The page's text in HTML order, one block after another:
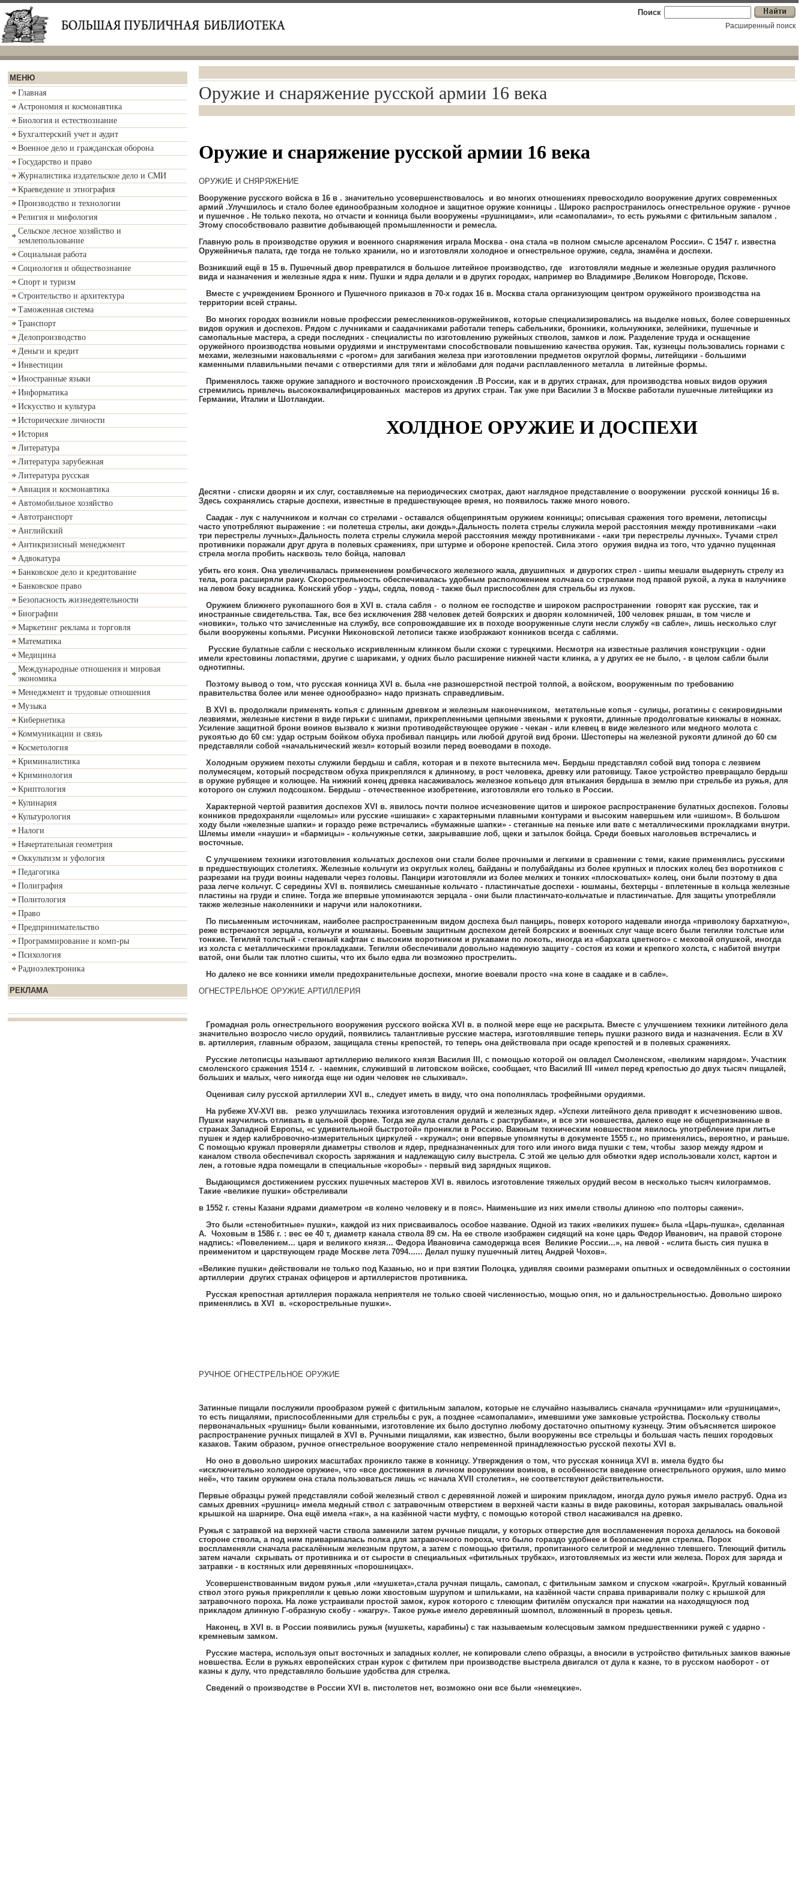
Поиск
Расширенный поиск
МЕНЮ
Главная
Астрономия и космонавтика
Биология и естествознание
Бухгалтерский учет и аудит
Военное дело и гражданская оборона
Государство и право
Журналистика издательское дело и СМИ
Краеведение и этнография
Производство и технологии
Религия и мифология
Сельское лесное хозяйство и
землепользование
Социальная работа
Социология и обществознание
Спорт и туризм
Строительство и архитектура
Таможенная система
Транспорт
Делопроизводство
Деньги и кредит
Инвестиции
Иностранные языки
Информатика
Искусство и культура
Исторические личности
История
Литература
Литература зарубежная
Литература русская
Авиация и космонавтика
Автомобильное хозяйство
Автотранспорт
Английский
Антикризисный менеджмент
Адвокатура
Банковское дело и кредитование
Банковское право
Безопасность жизнедеятельности
Биографии
Маркетинг реклама и торговля
Математика
Медицина
Международные отношения и мировая
экономика
Менеджмент и трудовые отношения
Музыка
Кибернетика
Коммуникации и связь
Косметология
Криминалистика
Криминология
Криптология
Кулинария
Культурология
Налоги
Начертательная геометрия
Оккультизм и уфология
Педагогика
Полиграфия
Политология
Право
Предпринимательство
Программирование и комп-ры
Психология
Радиоэлектроника
РЕКЛАМА
Оружие и снаряжение русской армии 16 века
Оружие и снаряжение русской армии 16 века
ОРУЖИЕ И СНЯРЯЖЕНИЕ
Вооружение русского войска в 16 в . значительно усовершенствовалось и во многих отношениях превосходило вооружение других современных
армий .Улучшилось и стало более единообразным холодное и защитное оружие конницы . Широко распространилось огнестрельное оружие - ручное
и пушечное . Не только пехота, но отчасти и конница были вооружены «рушницами», или «самопалами», то есть ружьями с фитильным запалом .
Этому способствовало развитие добывающей промышленности и ремесла.
Главную роль в производстве оружия и военного снаряжения играла Москва - она стала «в полном смысле арсеналом России». С 1547 г. известна
Оружейничья палата, где тогда не только хранили, но и изготовляли холодное и огнестрельное оружие, седла, знамёна и доспехи.
Возникший ещё в 15 в. Пушечный двор превратился в большое литейное производство, где изготовляли медные и железные орудия различного
вида и назначения и железные ядра к ним. Пушки и ядра делали и в других городах, например во Владимире , Великом Новгороде, Пскове.
Вместе с учреждением Бронного и Пушечного приказов в 70-х годах 16 в. Москва стала организующим центром оружейного производства на
территории всей страны.
Во многих городах возникли новые профессии ремесленников-оружейников, которые специализировались на выделке новых, более совершенных
видов оружия и доспехов. Рядом с лучниками и саадачниками работали теперь сабельники, бронники, кольчужники, зелейники, пушечные и
самопальные мастера, а среди последних - специалисты по изготовлению ружейных стволов, замков и лож. Разделение труда и оснащение
оружейного производства новыми орудиями и инструментами способствовали повышению качества оружия. Так, кузнецы пользовались горнами с
мехами, железными наковальнями с «рогом» для загибания железа при изготовлении предметов округлой формы, литейщики - большими
каменными плавильными печами с отверстиями для тяги и жёлобами для подачи расплавленного металла в литейные формы.
Применялось также оружие западного и восточного происхождения . В России, как и в других странах, для производства новых видов оружия
стремились привлечь высококвалифицированных мастеров из других стран. Так уже при Василии 3 в Москве работали пушечные литейщики из
Германии, Италии и Шотландии.
ХОЛДНОЕ ОРУЖИЕ И ДОСПЕХИ
Десятни - списки дворян и их слуг, составляемые на периодических смотрах, дают наглядное представление о вооружении русской конницы 16 в.
Здесь сохранялись старые доспехи, известные в предшествующее время, но появилось также много нового.
Саадак - лук с налучником и колчан со стрелами - оставался общепринятым оружием конницы; описывая сражения того времени, летописцы
часто употребляют выражение : «и полетеша стрелы, аки дождь».Дальность полета стрелы служила мерой расстояния между противниками -«аки
три перестрелы лучных».Дальность полета стрелы служила мерой расстояния между противниками - «аки три перестрелы лучных». Тучами стрел
противники поражали друг друга в полевых сражениях, при штурме и обороне крепостей. Сила этого оружия видна из того, что удачно пущенная
стрела могла пробить насквозь тело бойца, наповал
убить его коня. Она увеличивалась применением ромбического железного жала, двушипных и двурогих стрел - шипы мешали выдернуть стрелу из
тела, рога расширяли рану. Скорострельность обеспечивалась удобным расположением колчана со стрелами под правой рукой, а лука в налучнике
на левом боку всадника. Конский убор - узды, седла, повод - также был приспособлен для стрельбы из луков.
Оружием ближнего рукопашного боя в XVI в. стала сабля - о полном ее господстве и широком распространении говорят как русские, так и
иностранные свидетельства. Так, все без исключения 288 человек детей боярских и дворян коломничей, 100 человек ряшан, в том числе и
«новики», только что зачисленные на службу, все сопровождавшие их в походе вооруженные слуги несли службу «в сабле», лишь несколько слуг
были вооружены копьями. Рисунки Никоновской летописи также изображают конников всегда с саблями.
Русские булатные сабли с несколько искривленным клинком были схожи с турецкими. Несмотря на известные различия конструкции - одни
имели крестовины лопастями, другие с шариками, у одних было расширение нижней части клинка, а у других ее не было, - в целом сабли были
однотипны.
Поэтому вывод о том, что русская конница XVI в. была «не разношерстной пестрой толпой, а войском, вооруженным по требованию
правительства более или менее однообразно» надо признать справедливым.
В XVI в. продолжали применять копья с длинным древком и железным наконечником, метательные копья - сулицы, рогатины с секировидными
лезвиями, железные кистени в виде гирьки с шипами, прикрепленными цепными звеньями к рукояти, длинные продолговатые кинжалы в ножнах.
Усиление защитной брони воинов вызвало к жизни противодействующее оружие - чекан - или клевец в виде железного или медного молота с
рукоятью до 60 см: удар острым бойком обуха пробивал панцирь или любой другой вид брони. Шестоперы на железной рукояти длиной до 60 см
представляли собой «начальнический жезл» который возили перед воеводами в походе.
Холодным оружием пехоты служили бердыш и сабля, которая и в пехоте вытеснила меч. Бердыш представлял собой вид топора с лезвием
полумесяцем, который посредством обуха прикреплялся к длинному, в рост человека, древку или ратовищу. Такое устройство превращало бердыш
в оружие рубящее и колющее. На нижний конец древка насаживалось железное копьецо для втыкания бердыша в землю при стрельбе из ружья, для
которого он служил подсошком. Бердыш - отечественное изобретение, изготовляли его только в России.
Характерной чертой развития доспехов XVI в. явилось почти полное исчезновение щитов и широкое распространение булатных доспехов. Головы
конников предохраняли «щеломы» или русские «шишаки» с характерными плавными контурами и высоким навершьем или «шишом». В большом
ходу были «железные шапки» и гораздо реже встречались «бумажные шапки» - стеганные на пеньке или вате с металлическими прокладками внутри.
Шлемы имели «науши» и «бармицы» - кольчужные сетки, закрывавшие лоб, щеки и затылок бойца. Среди боевых наголовьев встречались и
восточные.
С улучшением техники изготовления кольчатых доспехов они стали более прочными и легкими в сравнении с теми, какие применялись русскими
в предшествующих столетиях. Железные кольчуги из округлых колец, байданы и полубайданы из более крупных и плоских колец без воротников с
разрезами на груди воины надевали через головы. Панцири изготовляли из более мелких и тонких «плосковатых» колец, они были поэтому в два
раза легче кольчуг. С середины XVI в. появились смешанные кольчато - пластинчатые доспехи - юшманы, бехтерцы - вплетенные в кольца железные
пластины на груди и спине. Тогда же впервые упоминаются зерцала - они были пластинчато-кольчатые и пластинчатые. Для защиты употребляли
также железные наколенники и наручи или налокотники.
По письменным источникам, наиболее распространенным видом доспеха был панцирь, поверх которого надевали иногда «приволоку бархатную»,
реже встречаются зерцала, кольчуги и юшманы. Боевым защитным доспехом детей боярских и военных слуг чаще всего были тегиляи толстые или
тонкие. Тегиляй толстый - стеганый кафтан с высоким воротником и рукавами по локоть, иногда из «бархата цветного» с меховой опушкой, иногда
из холста с металлическими прокладками. Тегиляи обеспечивали довольно надежную защиту - состоя из кожи и крепкого холста, с набитой внутри
ватой, они были так плотно сшиты, что их было едва ли возможно прострелить.
Но далеко не все конники имели предохранительные доспехи, многие воевали просто «на коне в саадаке и в сабле».
ОГНЕСТРЕЛЬНОЕ ОРУЖИЕ.АРТИЛЛЕРИЯ
Громадная роль огнестрельного вооружения русского войска XVI в. в полной мере еще не раскрыта. Вместе с улучшением техники литейного дела
значительно возросло число орудий, появились талантливые русские мастера, изготовлявшие теперь пушки разного вида и назначения. Если в XV
в. артиллерия, главным образом, защищала стены крепостей, то теперь она действовала при осаде крепостей и в полевых сражениях.
Русские летописцы называют артиллерию великого князя Василия
III, с помощью которой он овладел Смоленском, «великим нарядом». Участник
смоленского сражения 1514 г. - наемник, служивший в литовском войске, сообщает, что Василий «имел перед крепостью до двух тысяч пищалей,
больших и малых, чего никогда еще ни один человек не слыхивал».
Оценивая силу русской артиллерии XVI в., следует иметь в виду, что она пополнялась трофейными орудиями.
На рубеже XV-XVI вв. резко улучшилась техника изготовления орудий и железных ядер. «Успехи литейного дела приводят к исчезновению швов.
Пушки научились отливать в цельной форме. Тогда же дула стали делать с раструбами», и все эти новшества, далеко еще не общепризнанные в
странах Западной Европы, «с удивительной быстротой» проникли в Россию. Важным техническим новшеством явилось употребление при литье
пушек и ядер калибровочно-измерительных циркулей - «кружал»; они впервые упомянуты в документе 1555 г., но применялись, вероятно, и раньше.
С помощью кружал проверяли диаметры стволов и ядер, предназначенных для того или иного вида пушки с тем, чтобы зазор между ядром и
каналом ствола обеспечивал скорость заряжания и надлежащую силу выстрела. C этой же целью для обмотки ядер использовали холст, картон и
лен, а готовые ядра помещали в специальные «коробы» - первый вид зарядных ящиков.
Выдающимся достижением русских пушечных мастеров XVI в. явилось изготовление тяжелых орудий весом в несколько тысяч килограммов.
Такие «великие пушки» обстреливали
в 1552 г. стены Казани ядрами диаметром «в колено человеку и в пояс». Наименьшие из них имели стволы длиною «по полторы сажени».
Это были «стенобитные» пушки», каждой из них присваивалось особое название. Одной из таких «великих пушек» была «Царь-пушка», сделанная
А. Чоховым в 1586 г. : вес ее 40 т, диаметр канала ствола 89 см. На ее стволе изображен сидящий на коне царь Федор Иванович, на правой стороне
надпись: «Повелением... царя и великого князя... Федора Ивановича самодержца всея Великие России...», на левой - «слита бысть сия пушка в
преименитом и царствующем граде Москве лета 7094...... Делал пушку пушечный литец Андрей Чохов».
«Великие пушки» действовали не только под Казанью, но и при взятии Полоцка, удивляя своими размерами опытных и осведомлённых о состоянии
артиллерии других странах офицеров и артиллеристов противника.
Русская крепостная артиллерия поражала неприятеля не только своей численностью, мощью огня, но и дальнострельностью. Довольно широко
применялись в XVI в. «скорострельные пушки».
РУЧНОЕ ОГНЕСТРЕЛЬНОЕ ОРУЖИЕ
Затинные пищали послужили прообразом ружей с фитильным запалом, которые не случайно назывались сначала «ручницами» или «рушницами»,
то есть пищалями, приспособленными для стрельбы с рук, а позднее «самопалами», имевшими уже замковые устройства. Поскольку стволы
первоначальных «рушниц» были кованными, изготовление их было доступно любому достаточно опытному кузнецу. Этим объясняется широкое
распространение ручных пищалей в XVI в. Ручными пищалями, как известно, были вооружены все стрельцы и большая часть пеших городовых
казаков. Таким образом, ручное огнестрельное вооружение стало непременной принадлежностью русской пехоты XVI в.
Но оно в довольно широких масштабах проникло также в конницу. Утверждения о том, что русская конница XVI в. имела будто бы
«исключительно холодное оружие», что «все достижения в личном вооружении воинов, в особенности введение огнестрельного оружия, шло мимо
неё», что таким оружием она стала пользоваться лишь «с начала XVII столетия», не соответствуют действительности.
Первые образцы ружей представляли собой железный ствол с деревянной ложей и широким прикладом, иногда дуло ружья имело раструб. Одна из
самых древних «рушниц» имела медный ствол с затравочным отверстием в верхней части казны в виде раковины, которая закрывалась овальной
крышкой на шарнире. Она ещё имела «гак», а на казённой части муфту, с помощью которой ствол насаживался на древко.
Ружья с затравкой на верхней части ствола заменили затем ручные пищали, у которых отверстие для воспламенения пороха делалось на боковой
стороне ствола, а под ним приваривалась полка для затравочного пороха, что было гораздо удобнее и безопаснее для стрелка. Порох
воспламеняли сначала раскалённым железным прутом, а затем с помощью фитиля, пропитанного селитрой и медленно тлевшего. Тлеющий фитиль
затем начали скрывать от противника и от сырости в специальных «фитильных трубках», изготовляемых из жести или железа. Порох для заряда и
затравки - в костяных или деревянных «порошницах».
Усовершенствованным видом ружья ,или «мушкета»,стала ручная пищаль, самопал, с фитильным замком и спуском «жагрой». Круглый кованный
ствол этого ружья прикрепляли к цевью ложи хвостовым шурупом и шпильками, на казённой части справа приваривали полку с крышкой для
затравочного пороха. На ложе устраивали простой замок, курок которого с тлеющим фитилём опускался при нажатии на находящуюся под
прикладом длинную Г-образную скобу - «жагру». Такое ружье имело деревянный шомпол, вложенный в прорезь цевья.
Наконец, в XVI в. в России появились ружья (мушкеты, карабины) с так называемым колесцовым замком предшественники ружей с ударно -
кремневым замком.
Русские мастера, используя опыт восточных и западных коллег, не копировали слепо образцы, а вносили в устройство фитильных замков важные
новшества. Если в ружьях европейских стран курок с фитилем при производстве выстрела двигался от дула к казне, то в русском наоборот - от
казны к дулу, что представляло большие удобства для стрелка.
Сведений о производстве в России XVI в. пистолетов нет, возможно они все были «немецкие».